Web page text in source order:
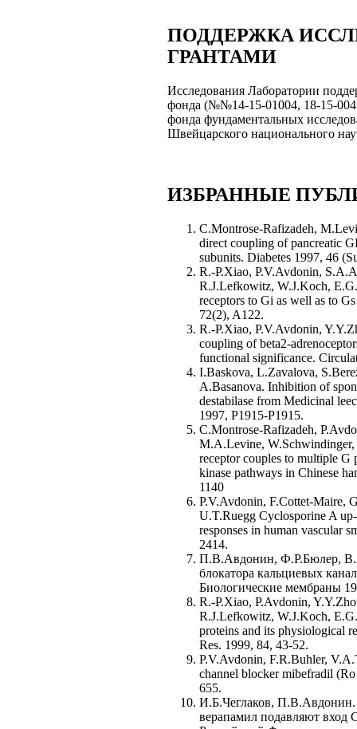
ПОДДЕРЖКА
ГРАНТАМИ
Исследования Лаборатории
фонда (№№14-15-01004, 18-15-
фонда фундаментальных
Швейцарского национального
ИЗБРАННЫЕ
C.Montrose-Rafizadeh,
direct coupling of pancreatic
subunits. Diabetes 1997, 46
R.-P.Xiao, P.V.Avdonin,
R.J.Lefkowitz, W.J.Koch,
receptors to Gi as well as to
72(2), A122.
R.-P.Xiao, P.V.Avdonin,
coupling of beta2-
functional significance.
I.Baskova, L.Zavalova,
A.Basanova. Inhibition of
destabilase from Medicinal
1997, P1915-P1915.
C.Montrose-Rafizadeh,
M.A.Levine, W.Schwindinger,
receptor couples to multiple G
kinase pathways in Chinese
1140
P.V.Avdonin, F.Cottet-Maire,
U.T.Ruegg Cyclosporine A
responses in human vascular
2414.
П.В.Авдонин, Ф.Р.Бюлер,
блокатора кальциевых
Биологические мембраны
R.-P.Xiao, P.Avdonin,
R.J.Lefkowitz, W.J.Koch,
proteins and its physiological
Res. 1999, 84, 43-52.
P.V.Avdonin, F.R.Buhler,
channel blocker mibefradil
655.
И.Б.Чеглаков, П.В.Авдонин.
верапамил подавляют вход